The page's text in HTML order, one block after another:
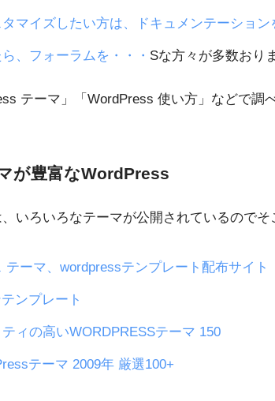
マイズしたい方は、ドキュメンテーション
、フォーラムを・・・ Sな方々が多数おり
テーマ」「WordPress 使い方」などで調
が豊富なWordPress
いろいろなテーマが公開されているのでそ
ーマ、wordpressテンプレート配布サイト
ンプレート
ィの高いWORDPRESSテーマ 150
テーマ 2009年 厳選100+